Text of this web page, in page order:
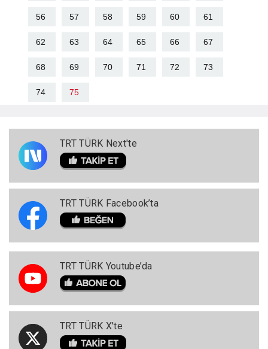
56 57 58 59 60 61
62 63 64 65 66 67
68 69 70 71 72 73
74 75
TRT TÜRK Next'te
TRT TÜRK Facebook’ta
TRT TÜRK Youtube’da
TRT TÜRK X'te